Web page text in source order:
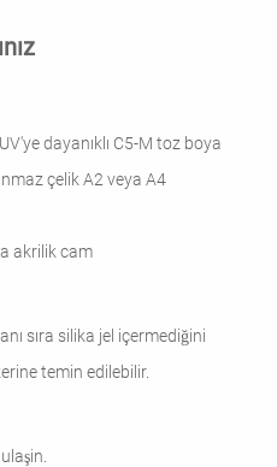
dayanıklı C5-M toz boya
çelik A2 veya A4
akrilik cam
sıra silika jel içermediğini
temin edilebilir.